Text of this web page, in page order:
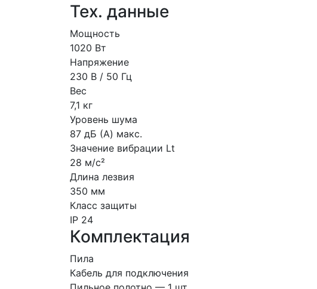
Тех. данные
Мощность
1020 Вт
Напряжение
230 В / 50 Гц
Вес
7,1 кг
Уровень шума
87 дБ (A) макс.
Значение вибрации Lt
28 м/с²
Длина лезвия
350 мм
Класс защиты
IP 24
Комплектация
Пила
Кабель для подключения